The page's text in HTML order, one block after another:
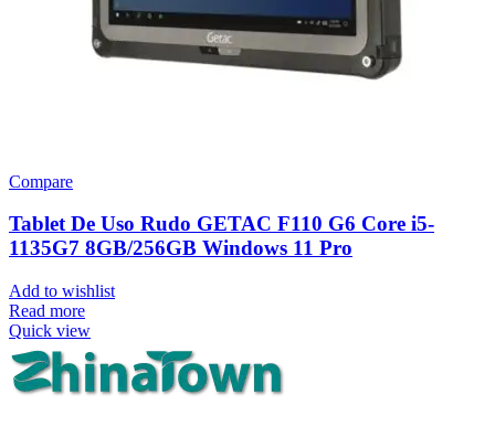
Compare
Tablet De Uso Rudo GETAC F110 G6 Core i5-
1135G7 8GB/256GB Windows 11 Pro
Add to wishlist
Read more
Quick view